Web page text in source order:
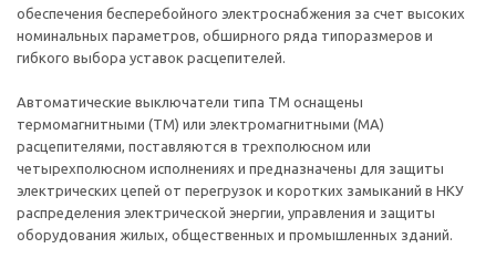
обеспечения бесперебойного электроснабжения за счет высоких
номинальных параметров, обширного ряда типоразмеров и
гибкого выбора уставок расцепителей.
Автоматические выключатели типа ТМ оснащены
термомагнитными (TM) или электромагнитными (MA)
расцепителями, поставляются в трехполюсном или
четырехполюсном исполнениях и предназначены для защиты
электрических цепей от перегрузок и коротких замыканий в НКУ
распределения электрической энергии, управления и защиты
оборудования жилых, общественных и промышленных зданий.